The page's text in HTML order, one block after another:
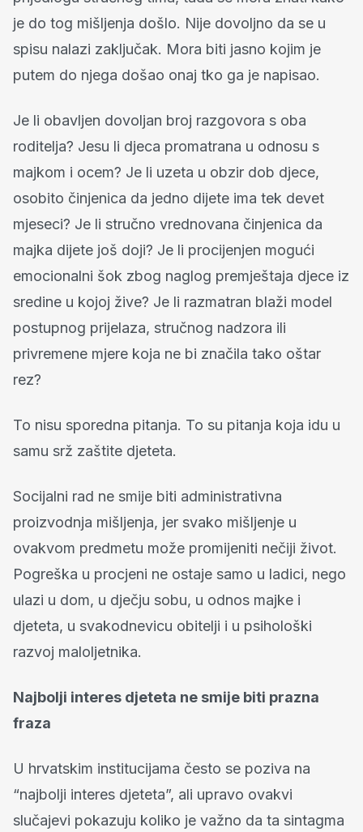
je do tog mišljenja došlo. Nije dovoljno da se u
spisu nalazi zaključak. Mora biti jasno kojim je
putem do njega došao onaj tko ga je napisao.
Je li obavljen dovoljan broj razgovora s oba
roditelja? Jesu li djeca promatrana u odnosu s
majkom i ocem? Je li uzeta u obzir dob djece,
osobito činjenica da jedno dijete ima tek devet
mjeseci? Je li stručno vrednovana činjenica da
majka dijete još doji? Je li procijenjen mogući
emocionalni šok zbog naglog premještaja djece iz
sredine u kojoj žive? Je li razmatran blaži model
postupnog prijelaza, stručnog nadzora ili
privremene mjere koja ne bi značila tako oštar
rez?
To nisu sporedna pitanja. To su pitanja koja idu u
samu srž zaštite djeteta.
Socijalni rad ne smije biti administrativna
proizvodnja mišljenja, jer svako mišljenje u
ovakvom predmetu može promijeniti nečiji život.
Pogreška u procjeni ne ostaje samo u ladici, nego
ulazi u dom, u dječju sobu, u odnos majke i
djeteta, u svakodnevicu obitelji i u psihološki
razvoj maloljetnika.
Najbolji interes djeteta ne smije biti prazna
fraza
U hrvatskim institucijama često se poziva na
“najbolji interes djeteta”, ali upravo ovakvi
slučajevi pokazuju koliko je važno da ta sintagma